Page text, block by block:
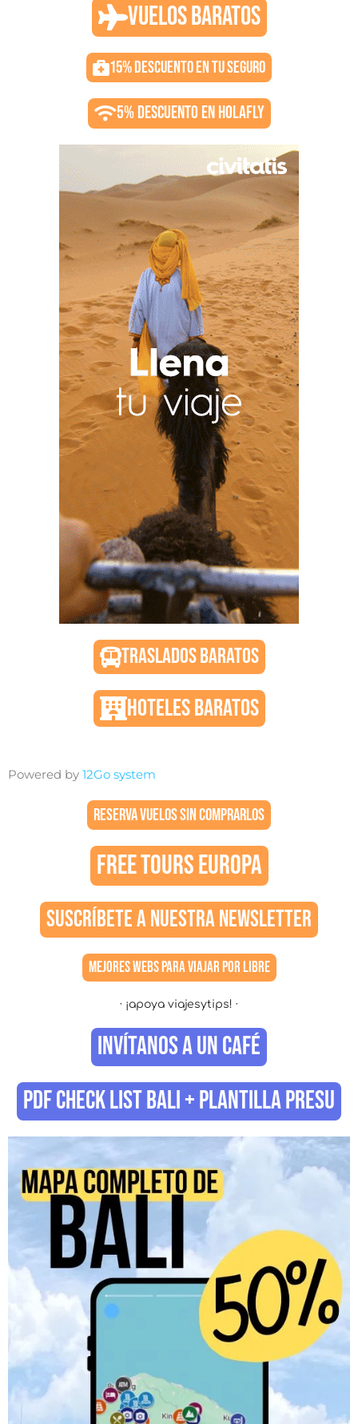
VUELOS BARATOS
15% DESCUENTO EN TU SEGURO
5% DESCUENTO EN HOLAFLY
TRASLADOS BARATOS
HOTELES BARATOS
Powered by 12Go system
RESERVA VUELOS SIN COMPRARLOS
FREE TOURS EUROPA
SUSCRÍBETE A NUESTRA NEWSLETTER
MEJORES WEBS PARA VIAJAR POR LIBRE
· ¡apoya viajesytips! ·
INVÍTANOS A UN CAFÉ
PDF CHECK LIST BALI + PLANTILLA PRESU